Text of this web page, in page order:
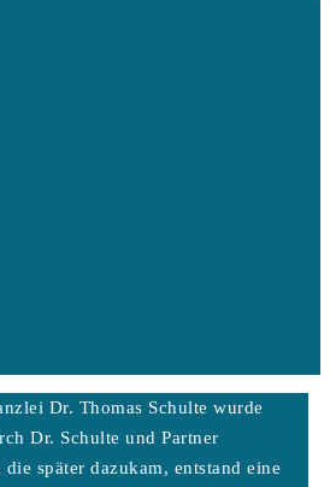
Dr. Thomas Schulte wurde
Dr. Schulte und Partner
später dazukam, entstand eine